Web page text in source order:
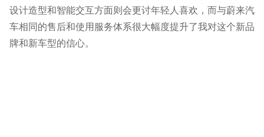
设计造型和智能交互方面则会更讨年轻人喜欢，而与蔚来汽
车相同的售后和使用服务体系很大幅度提升了我对这个新品
牌和新车型的信心。